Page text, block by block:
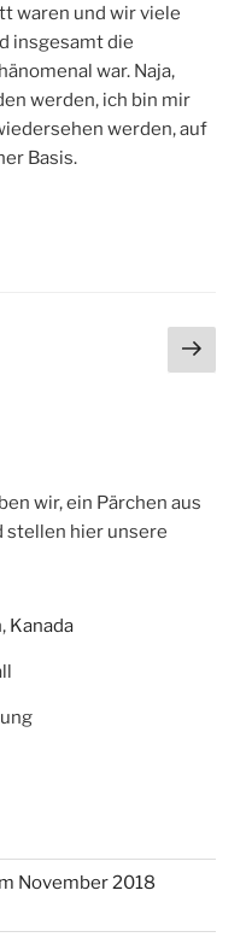
waren und wir viele
insgesamt die
war. Naja,
werden, ich bin mir
werden, auf
Basis.
wir, ein Pärchen aus
stellen hier unsere
, Kanada
November 2018